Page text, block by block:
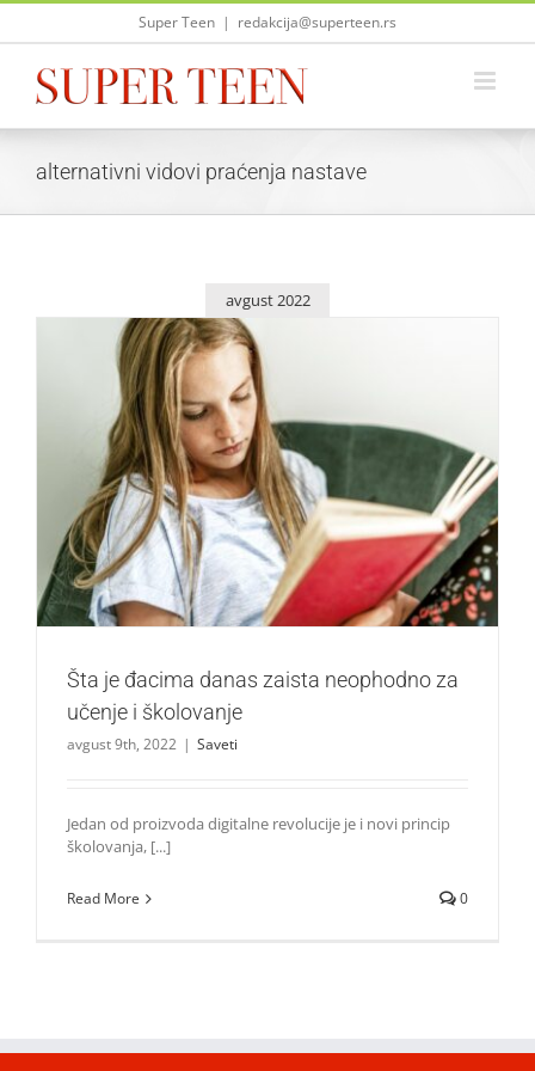
Skip
Super Teen | redakcija@superteen.rs
alternativni vidovi praćenja nastave
avgust 2022
Šta je đacima danas zaista neophodno za učenje i
školovanje
Saveti
Šta je đacima danas zaista neophodno za
učenje i školovanje
avgust 9th, 2022 | Saveti
Jedan od proizvoda digitalne revolucije je i novi princip
školovanja, [...]
Read More 0